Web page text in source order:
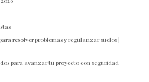
resolver problemas y regularizar suelos |
para avanzar tu proyecto con seguridad